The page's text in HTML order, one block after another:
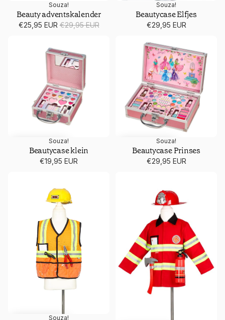
TIJDELIJK UITVERKOCHT
Souza!
Beauty adventskalender
Prijs met korting
€25,95 EUR Normale prijs
€29,95 EUR
TIJDELIJK UITVERKOCHT
Souza!
Beautycase Elfjes
€29,95 EUR
Souza!
Beautycase klein
€19,95 EUR
Souza!
Beautycase Prinses
€29,95 EUR
Souza!